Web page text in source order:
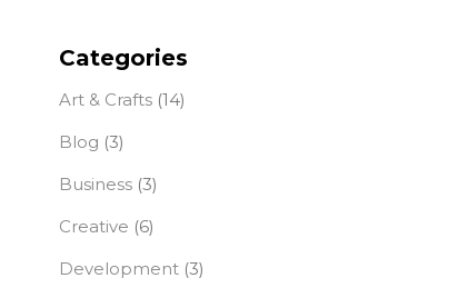
Categories
Art & Crafts(14)
Blog (3)
Business(3)
Creative (6)
Development(3)